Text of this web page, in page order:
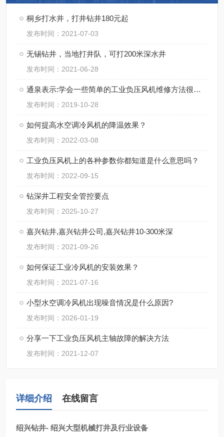
桐乡打水井，打井钻井180元起
发布时间：2021-07-03
无锡钻井，当地打井队，可打200米深水井
发布时间：2021-06-28
通泉表示:学会一些简单的工业负压风机维修方法很重要
发布时间：2019-10-28
如何提高水空调冷风机的降温效果？
发布时间：2022-03-08
工业负压风机上的各种参数你都知道是什么意思吗？
发布时间：2022-09-15
钻深井工程安全管控要点
发布时间：2025-10-27
嘉兴钻井,嘉兴钻井公司,嘉兴钻井10-300米深
发布时间：2021-09-26
如何保证工业冷风机的安装效果？
发布时间：2021-07-16
小型水空调冷风机出现噪音情况是什么原因?
发布时间：2026-01-19
分享一下工业负压风机主轴故障的解决方法
发布时间：2021-12-07
详细介绍 在线留言
绍兴钻井- 绍兴大型机械打井及行业设备